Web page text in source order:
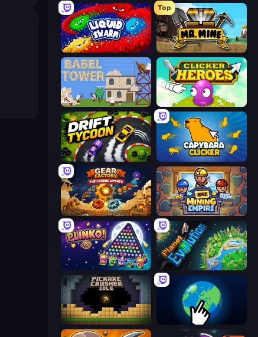
Liquid Swarm
Top
Mr. Mine
Babel Tower Clicker Heroes
Drift Tycoon Capybara Clicker
Gear Factory Idle Mining Empire
PLINKO! Planet Evolution: Idle Clicker
Pickaxe Crusher Idle Planet Clicker 2